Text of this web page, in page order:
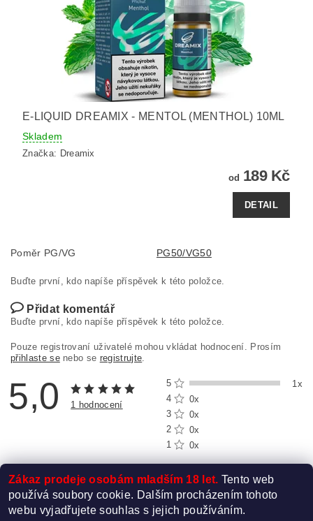
E-LIQUID DREAMIX - MENTOL (MENTHOL) 10ML
Skladem
Značka: Dreamix
od 189 Kč
DETAIL
Poměr PG/VG PG50/VG50
Buďte první, kdo napíše příspěvek k této položce.
Přidat komentář
Buďte první, kdo napíše příspěvek k této položce.
Pouze registrovaní uživatelé mohou vkládat hodnocení. Prosím
přihlaste senebo se registrujte.
5,0 1 hodnocení
5
1x
4
0x
3
0x
2
0x
1
0x
Zákaz prodeje osobám mladším 18 let. Tento web
používá soubory cookie. Dalším procházením tohoto
webu vyjadřujete souhlas s jejich používáním.